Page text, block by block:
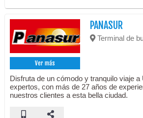
Ver más
PANASUR
Terminal de
Disfruta de un cómodo y tranquilo viaje
expertos, con más de 27 años de
nuestros clientes a esta bella ciudad.